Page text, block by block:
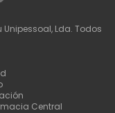
Unipessoal, Lda. Todos
Central